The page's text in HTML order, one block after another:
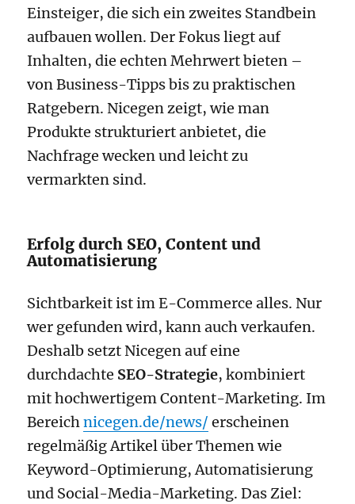
Einsteiger, die sich ein zweites Standbein
aufbauen wollen. Der Fokus liegt auf
Inhalten, die echten Mehrwert bieten –
von Business-Tipps bis zu praktischen
Ratgebern. Nicegen zeigt, wie man
Produkte strukturiert anbietet, die
Nachfrage wecken und leicht zu
vermarkten sind.
Erfolg durch SEO, Content und
Automatisierung
Sichtbarkeit ist im E-Commerce alles. Nur
wer gefunden wird, kann auch verkaufen.
Deshalb setzt Nicegen auf eine
durchdachte SEO-Strategie, kombiniert
mit hochwertigem Content-Marketing. Im
Bereichnicegen.de/news/ erscheinen
regelmäßig Artikel über Themen wie
Keyword-Optimierung, Automatisierung
und Social-Media-Marketing. Das Ziel: